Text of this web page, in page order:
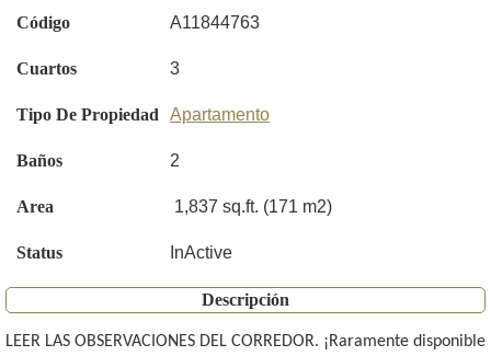
Código A11844763
Cuartos 3
Tipo De Propiedad Apartamento
Baños 2
Area 1,837 sq.ft. (171 m2)
Status InActive
Descripción
LEER LAS OBSERVACIONES DEL CORREDOR. ¡Raramente disponible